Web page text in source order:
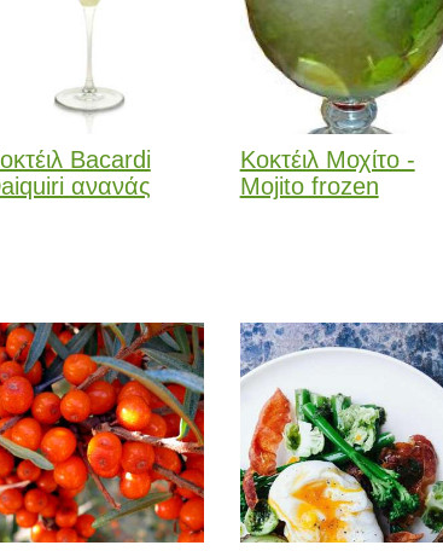
Bacardi
ανανάς
Κοκτέιλ Μοχίτο -
Mojito frozen